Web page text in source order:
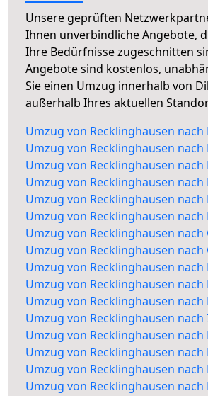
Unsere geprüften
Ihnen unverbindliche Angebote,
Ihre Bedürfnisse zugeschnitten
Angebote sind kostenlos,
Sie einen Umzug innerhalb von
außerhalb Ihres aktuellen
Umzug von Recklinghausen nach
Umzug von Recklinghausen nach
Umzug von Recklinghausen nach
Umzug von Recklinghausen nach
Umzug von Recklinghausen
Umzug von Recklinghausen nach
Umzug von Recklinghausen nach
Umzug von Recklinghausen
Umzug von Recklinghausen
Umzug von Recklinghausen nach
Umzug von Recklinghausen
Umzug von Recklinghausen
Umzug von Recklinghausen nach
Umzug von Recklinghausen
Umzug von Recklinghausen nach
Umzug von Recklinghausen